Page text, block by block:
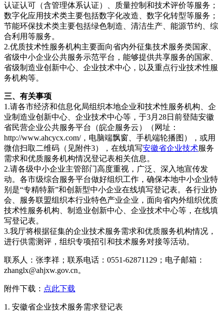
认证认可（含管理体系认证）、质量控制和技术评价等服务；
数字化应用技术类主要包括数字化改造、数字化转型等服务；
节能环保技术类主要包括绿色制造、清洁生产、能源节约、综
合利用等服务。
2.优质技术性服务机构主要面向省内外征集技术服务类国家、
省级中小企业公共服务示范平台，能够提供共享服务的国家、
省级制造业创新中心、企业技术中心，以及重点行业技术性服
务机构等。
三、有关事项
1.请各市经济和信息化局组织本地企业和技术性服务机构、企
业制造业创新中心、企业技术中心等，于3月28日前登陆安徽
省民营企业公共服务平台（皖企服务云）（网址：
http://www.ahcycx.com/，电脑端飘窗、手机端轮播图），或用
微信扫取二维码（见附件3），在线填写安徽省企业技术服务
需求和优质服务机构情况登记表相关信息。
2.请各级中小企业主管部门高度重视，广泛、深入地宣传发
动。各市级综合服务平台做好组织工作，确保本地中小企业特
别是“专精特新”和创新型中小企业在线填写登记表。各行业协
会、服务联盟组织本行业特色产业企业，面向省内外组织优质
技术性服务机构、制造业创新中心、企业技术中心等，在线填
写登记表。
3.我厅将根据征集的企业技术服务需求和优质服务机构情况，
进行供需测评，组织专项招引和技术服务对接等活动。
联系人：张李祥；联系电话：0551-62871129；电子邮箱：
zhanglx@ahjxw.gov.cn。
附件下载： 点此下载
1. 安徽省企业技术服务需求登记表